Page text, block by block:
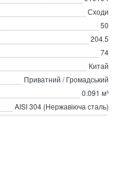
Сходи
50
204.5
74
Китай
Приватний / Громадський
0.091 м³
AISI 304 (Нержавіюча сталь)